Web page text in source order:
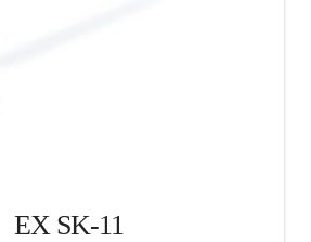
EX SK-11